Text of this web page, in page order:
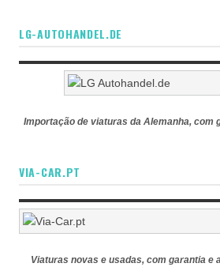
LG-AUTOHANDEL.DE
Importação de viaturas da Alemanha, com
VIA-CAR.PT
Viaturas novas e usadas, com garantia e